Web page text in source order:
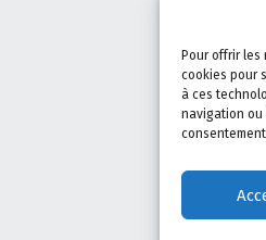
Pour offrir
cookies pour
à ces
navigation ou